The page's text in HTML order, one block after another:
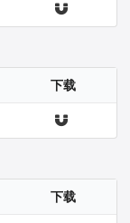
下载
下载